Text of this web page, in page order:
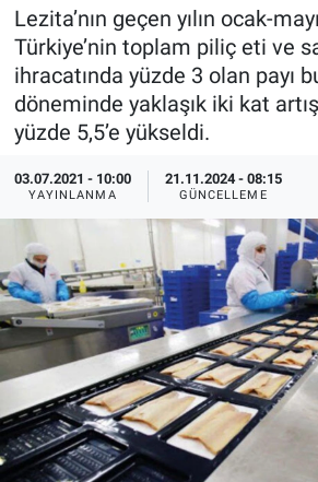
Lezita’nın geçen yılın ocak-
Türkiye’nin toplam piliç eti ve
ihracatında yüzde 3 olan payı bu
döneminde yaklaşık iki kat
yüzde 5,5’e yükseldi.
03.07.2021 - 10:00
YAYINLANMA
21.11.2024 - 08:15
GÜNCELLEME
HaberOrtak
EndüstriST
Enerjisini Üreten Fabrikalar
Endüstri 4.0 Uygulamaları
Ağır Sanayi Çözümleri